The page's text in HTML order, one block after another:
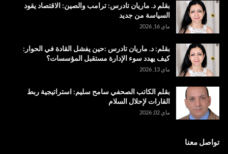
بقلم د. ماريان تادرس: ترامب والصين: الاقتصاد يقود
السياسة من جديد
ماي 16, 2026
بقلم: د. ماريان تادرس :حين يفشل القادة في الحوار:
كيف يهدد سوء الإدارة مستقبل المؤسسات؟
ماي 13, 2026
بقلم الكاتب الصحفي سامح سليم: استراتيجية ربط
القارات لإحلال السلام
ماي 02, 2026
تواصل معنا